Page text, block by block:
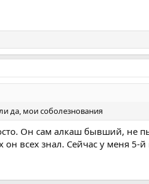
да, мои соболезнования
Он сам алкаш бывший, не
всех знал. Сейчас у меня 5-й